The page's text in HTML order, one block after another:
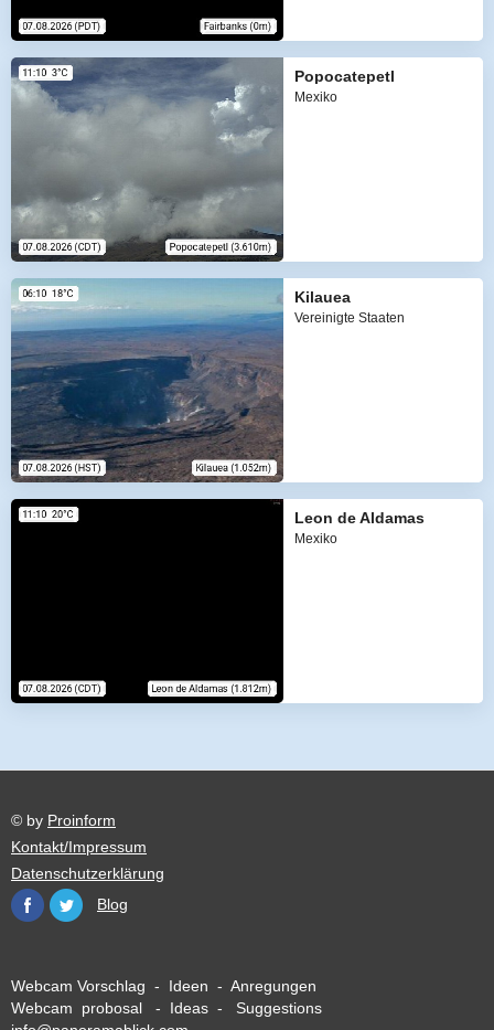
Popocatepetl
Mexiko
Kilauea
Vereinigte Staaten
Leon de Aldamas
Mexiko
© by Proinform
Kontakt/Impressum
Datenschutzerklärung
Blog
Webcam Vorschlag - Ideen - Anregungen
Webcam probosal - Ideas - Suggestions